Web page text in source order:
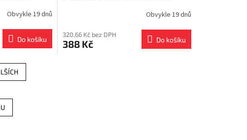
Obvykle 19 dnů
Do košíku
Obvykle 19 dnů
320,66 Kč bez DPH
388 Kč Do košíku